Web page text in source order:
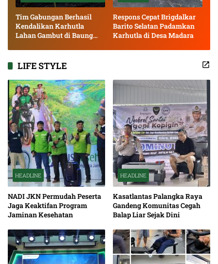
Tim Gabungan Berhasil
Kendalikan Karhutla
Lahan Gambut di Baung
Respons Cepat Brigdalkar
Barito Selatan Padamkan
Karhutla di Desa Madara
LIFE STYLE
HEADLINE
NADI JKN Permudah Peserta
Jaga Keaktifan Program
Jaminan Kesehatan
HEADLINE
Kasatlantas Palangka Raya
Gandeng Komunitas Cegah
Balap Liar Sejak Dini